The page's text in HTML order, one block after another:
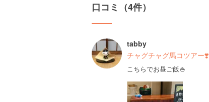
口コミ（4件）
tabby
チャグチャグ馬コツアー❣️
こちらでお昼ご飯🍚